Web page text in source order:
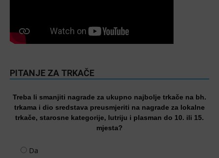
PITANJE ZA TRKAČE
Treba li smanjiti nagrade za ukupno najbolje trkače na bh.
trkama i dio sredstava preusmjeriti na nagrade za lokalne
trkače, starosne kategorije, lutriju i plasman do 10. ili 15.
mjesta?
Da